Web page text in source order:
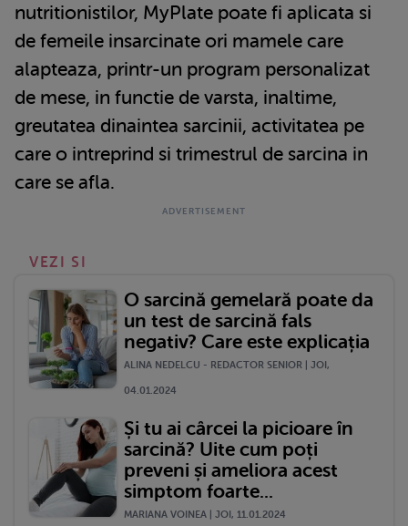
nutritionistilor, MyPlate poate fi aplicata si
de femeile insarcinate ori mamele care
alapteaza, printr-un program personalizat
de mese, in functie de varsta, inaltime,
greutatea dinaintea sarcinii, activitatea pe
care o intreprind si trimestrul de sarcina in
care se afla.
VEZI SI
O sarcină gemelară poate da
un test de sarcină fals
negativ? Care este explicația
ALINA NEDELCU - REDACTOR SENIOR | JOI,
04.01.2024
Și tu ai cârcei la picioare în
sarcină? Uite cum poți
preveni și ameliora acest
simptom foarte...
MARIANA VOINEA | JOI, 11.01.2024